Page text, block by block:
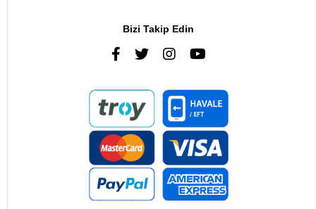
Bizi Takip Edin